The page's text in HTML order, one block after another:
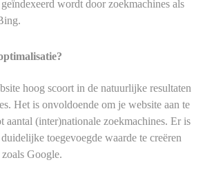
wordt door zoekmachines als
hoog scoort in de natuurlijke resultaten
Het is onvoldoende om je website aan te
aantal (inter)nationale zoekmachines. Er is
toegevoegde waarde te creëren
Google.